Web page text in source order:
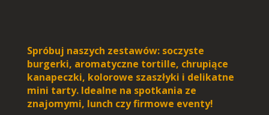
Spróbuj naszych zestawów: soczyste
burgerki, aromatyczne tortille, chrupiące
kanapeczki, kolorowe szaszłyki i delikatne
mini tarty. Idealne na spotkania ze
znajomymi, lunch czy firmowe eventy!